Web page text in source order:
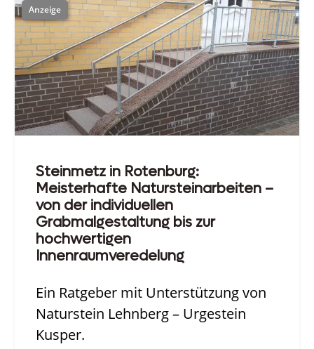
Steinmetz in Rotenburg:
Meisterhafte Natursteinarbeiten –
von der individuellen
Grabmalgestaltung bis zur
hochwertigen
Innenraumveredelung
Ein Ratgeber mit Unterstützung von
Naturstein Lehnberg – Urgestein
Kusper.